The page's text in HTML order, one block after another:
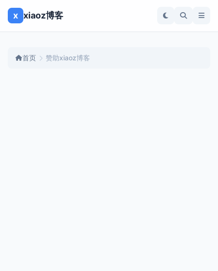
x xiaoz博客
首页 赞助xiaoz博客